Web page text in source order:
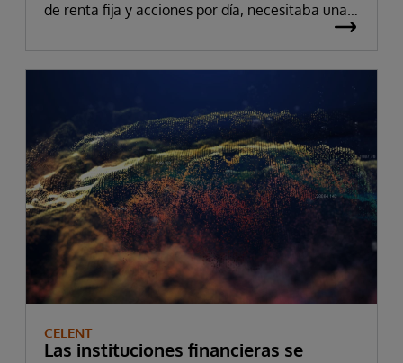
de renta fija y acciones por día, necesitaba una
CELENT
Las instituciones financieras se